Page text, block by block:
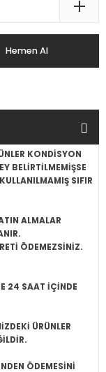
Hemen Al
KONDİSYON
BELİRTİLMEMİŞSE
SIFIR
ALMALAR
ÖDEMEZSİNİZ.
24 SAAT İÇİNDE
ÜRÜNLER
ÖDEMESİNİ